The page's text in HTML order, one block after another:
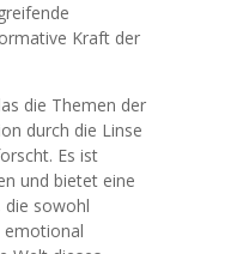
Kraft der
die Themen der
durch die Linse
Es ist
und bietet eine
die sowohl
emotional